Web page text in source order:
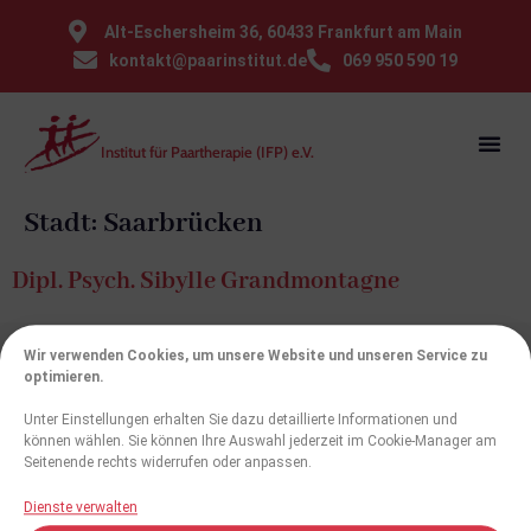
Wir verwenden Cookies, um unsere Website und unseren Service zu
optimieren.
Unter Einstellungen erhalten Sie dazu detaillierte Informationen und
können wählen. Sie können Ihre Auswahl jederzeit im Cookie-Manager am
Seitenende rechts widerrufen oder anpassen.
Dienste verwalten
⁠Alt-Eschersheim 36, 60433 Frankfurt am Main
kontakt@paarinstitut.de
069 950 590 19
Institut für Paartherapie (IFP) e.V.
Stadt: Saarbrücken
Dipl. Psych. Sibylle Grandmontagne
Institut für
e.V.
Workshops
Curriculum
Satzung
Medien,
Links
Paare
Links